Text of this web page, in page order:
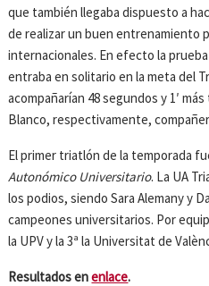
que también llegaba dispuesto a
de realizar un buen entrenamiento
internacionales. En efecto la
entraba en solitario en la meta del
acompañarían 48 segundos y 1′
Blanco, respectivamente,
El primer triatlón de la temporada
Autonómico Universitario. La UA
los podios, siendo Sara Alemany y
campeones universitarios. Por
la UPV y la 3ª la Universitat de
Resultados enenlace.